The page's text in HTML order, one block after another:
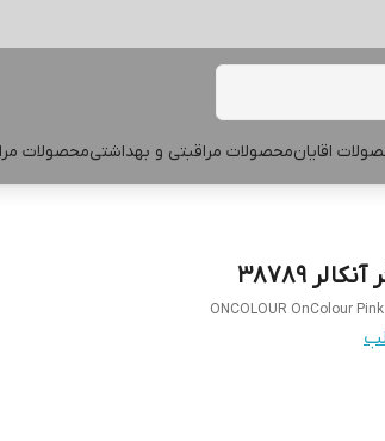
اقایانمحصولات مراقبتی و بهداشتیمحصولات
38789
ONCOLOUR OnColour